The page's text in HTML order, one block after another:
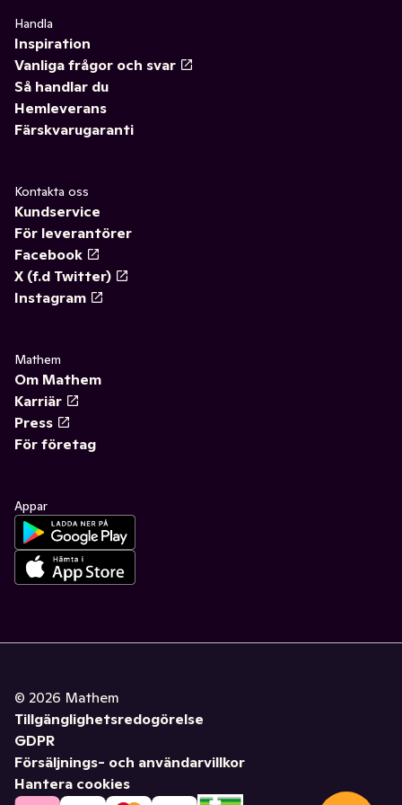
Handla
Inspiration
Vanliga frågor och svar
Så handlar du
Hemleverans
Färskvarugaranti
Kontakta oss
Kundservice
För leverantörer
Facebook
X (f.d Twitter)
Instagram
Mathem
Om Mathem
Karriär
Press
För företag
Appar
© 2026 Mathem
Tillgänglighetsredogörelse
GDPR
Försäljnings- och användarvillkor
Hantera cookies